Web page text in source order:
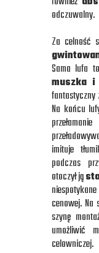
odczuwalny.
Za celność
Sama lufa
muszka i
fantastyczny
Na końcu
imituje
podczas
otoczył ją
cenowej. Na
szynę
umożliwić
celowniczej.